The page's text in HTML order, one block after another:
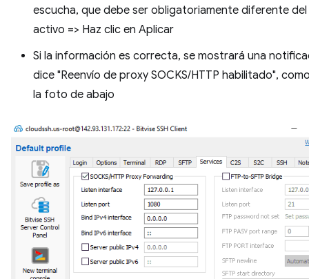
escucha, que debe ser obligatoriamente diferente
activo => Haz clic en Aplicar
Si la información es correcta, se mostrará una
dice "Reenvío de proxy SOCKS/HTTP habilitado",
la foto de abajo